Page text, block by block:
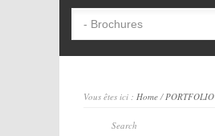
Vous êtes ici : Home/PORTFOLIO